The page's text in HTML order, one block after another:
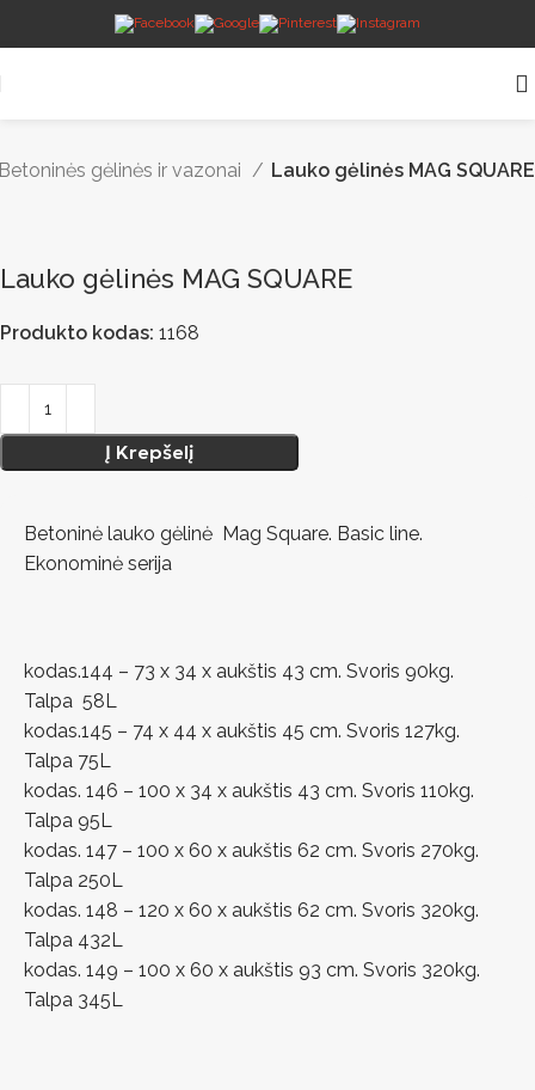
gėlinės ir vazonai Lauko gėlinės MAG SQUARE
Lauko gėlinės MAG SQUARE
Produkto kodas: 1168
Į Krepšelį
Betoninė lauko gėlinė Mag Square. Basic line.
Ekonominė serija
kodas.144 – 73 x 34 x aukštis 43 cm. Svoris 90kg.
Talpa 58L
kodas.145 – 74 x 44 x aukštis 45 cm. Svoris 127kg.
Talpa 75L
kodas. 146 – 100 x 34 x aukštis 43 cm. Svoris 110kg.
Talpa 95L
kodas. 147 – 100 x 60 x aukštis 62 cm. Svoris 270kg.
Talpa 250L
kodas. 148 – 120 x 60 x aukštis 62 cm. Svoris 320kg.
Talpa 432L
kodas. 149 – 100 x 60 x aukštis 93 cm. Svoris 320kg.
Talpa 345L